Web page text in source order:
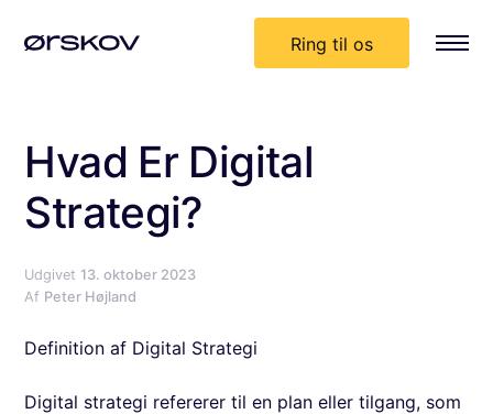
Ring til os
Hvad Er Digital
Strategi?
Udgivet 13. oktober 2023
Af Peter Højland
Definition af Digital Strategi
Digital strategi refererer til en plan eller tilgang, som